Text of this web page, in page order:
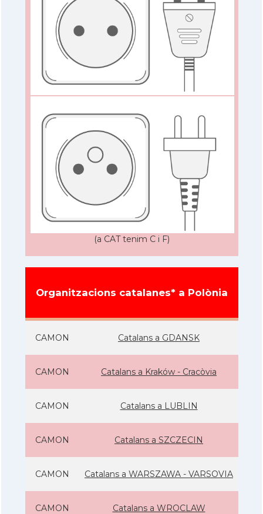
(a CAT tenim C i F)
Organitzacions catalanes* a Polònia
CAMON Catalans a GDANSK
CAMON Catalans a Kraków - Cracòvia
CAMON Catalans a LUBLIN
CAMON Catalans a SZCZECIN
CAMON Catalans a WARSZAWA - VARSOVIA
CAMON Catalans a WROCLAW